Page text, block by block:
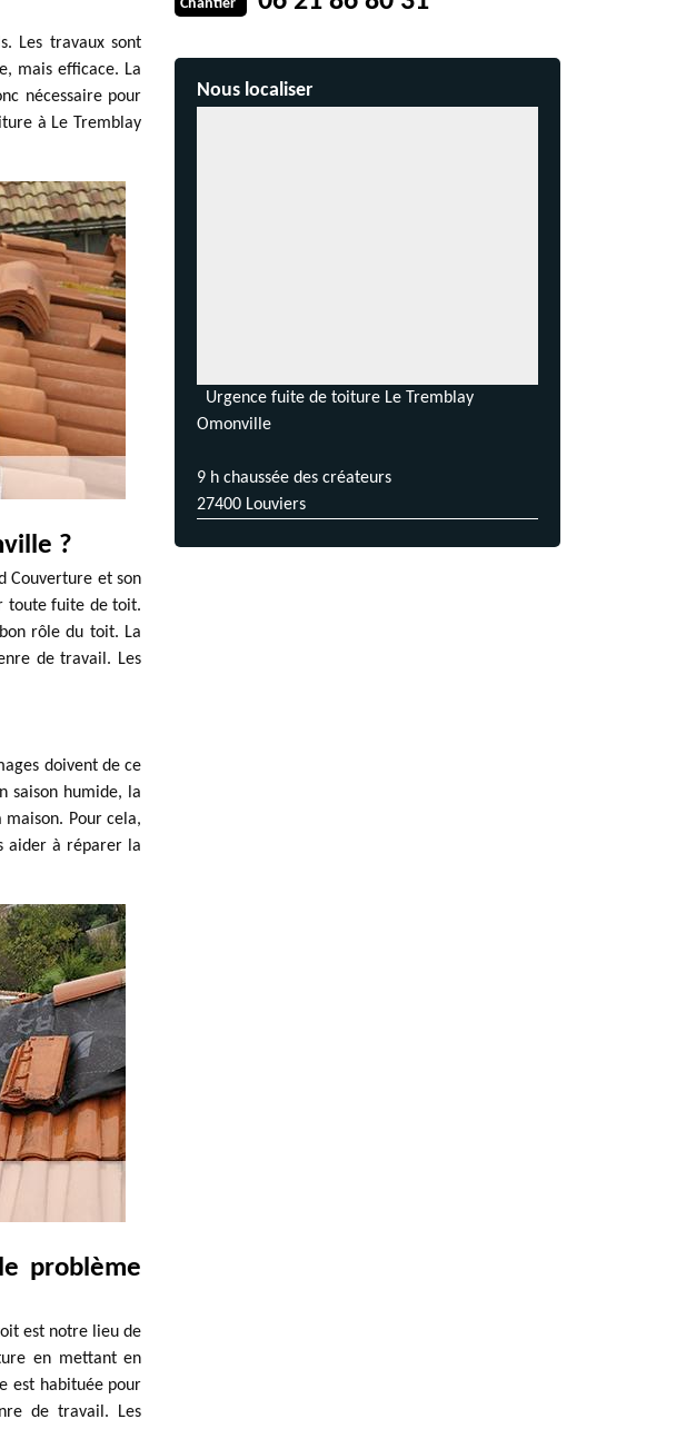
Les travaux sont
mais efficace. La
nécessaire pour
à Le Tremblay
?
Couverture et son
toute fuite de toit.
rôle du toit. La
de travail. Les
doivent de ce
saison humide, la
Pour cela,
aider à réparer la
problème
est notre lieu de
en mettant en
est habituée pour
de travail. Les
Chantier
Nous localiser
Urgence fuite de toiture Le Tremblay
Omonville
9 h chaussée des créateurs
27400 Louviers